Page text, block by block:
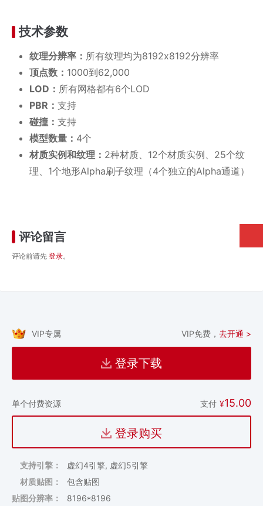
技术参数
纹理分辨率： 所有纹理均为8192x8192分辨率
顶点数： 1000到62,000
LOD： 所有网格都有6个LOD
PBR： 支持
碰撞： 支持
模型数量： 4个
材质实例和纹理： 2种材质、12个材质实例、25个纹
理、1个地形Alpha刷子纹理（4个独立的Alpha通道）
评论留言
评论前请先 登录。
VIP专属 VIP免费， 去开通 >
登录下载
单个付费资源 支付 ¥15.00
登录购买
支持引擎：
虚幻4引擎, 虚幻5引擎
材质贴图：
包含贴图
贴图分辨率：
8196*8196